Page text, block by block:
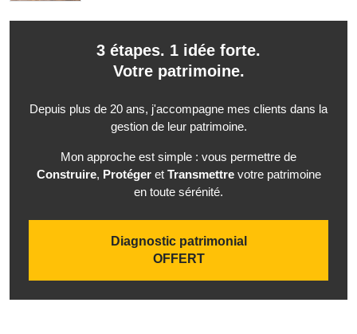
3 étapes. 1 idée forte.
Votre patrimoine.
Depuis plus de 20 ans, j'accompagne mes clients dans la
gestion de leur patrimoine.
Mon approche est simple : vous permettre de
Construire, Protégeret Transmettrevotre patrimoine
en toute sérénité.
Diagnostic patrimonial
OFFERT